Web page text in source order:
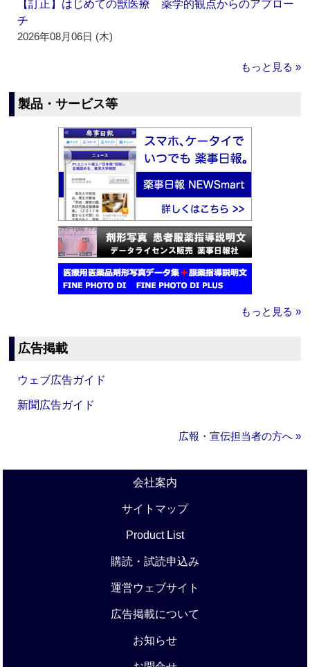
【訂正】はじめての獣医療 薬学的観点からのアプロー
チ
2026年08月06日 (木)
もっと見る »
製品・サービス等
もっと見る »
広告掲載
ウェブ広告ガイド
新聞広告ガイド
広報・宣伝担当者の方へ »
会社案内
サイトマップ
Product List
購読・試読申込み
運営ウェブサイト
広告掲載について
お知らせ